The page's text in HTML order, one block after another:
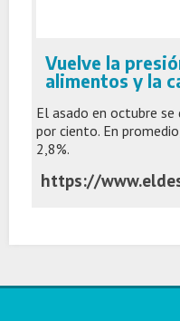
Vuelve la
alimentos y la
El asado en octubre
por ciento. En
2,8%.